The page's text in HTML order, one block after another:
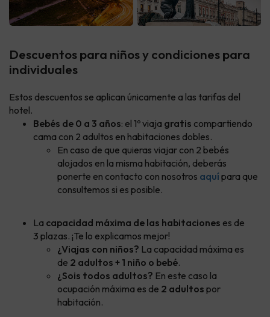
Descuentos para niños y condiciones para
individuales
Estos descuentos se aplican únicamente a las tarifas del
hotel.
Bebés de 0 a 3 años: el 1º viaja gratis compartiendo
cama con 2 adultos en habitaciones dobles.
En caso de que quieras viajar con 2 bebés
alojados en la misma habitación, deberás
ponerte en contacto con nosotros aquí para que
consultemos si es posible.
La capacidad máxima de las habitaciones es de
3 plazas. ¡Te lo explicamos mejor!
¿Viajas con niños? La capacidad máxima es
de 2 adultos + 1 niño o bebé.
¿Sois todos adultos? En este caso la
ocupación máxima es de 2 adultos por
habitación.